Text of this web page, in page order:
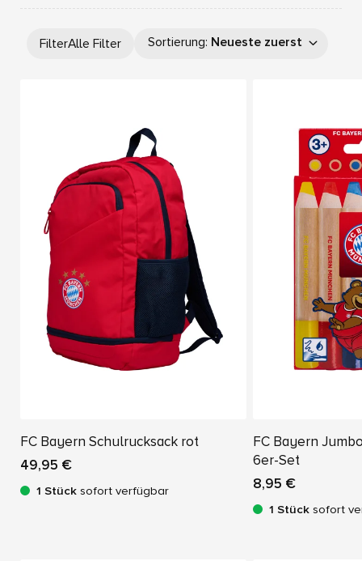
FilterAlle Filter Sortierung: Neueste zuerst
FC Bayern Schulrucksack rot
49,95 €
1 Stück sofort verfügbar
FC Bayern
6er-Set
8,95 €
1 Stück sofort